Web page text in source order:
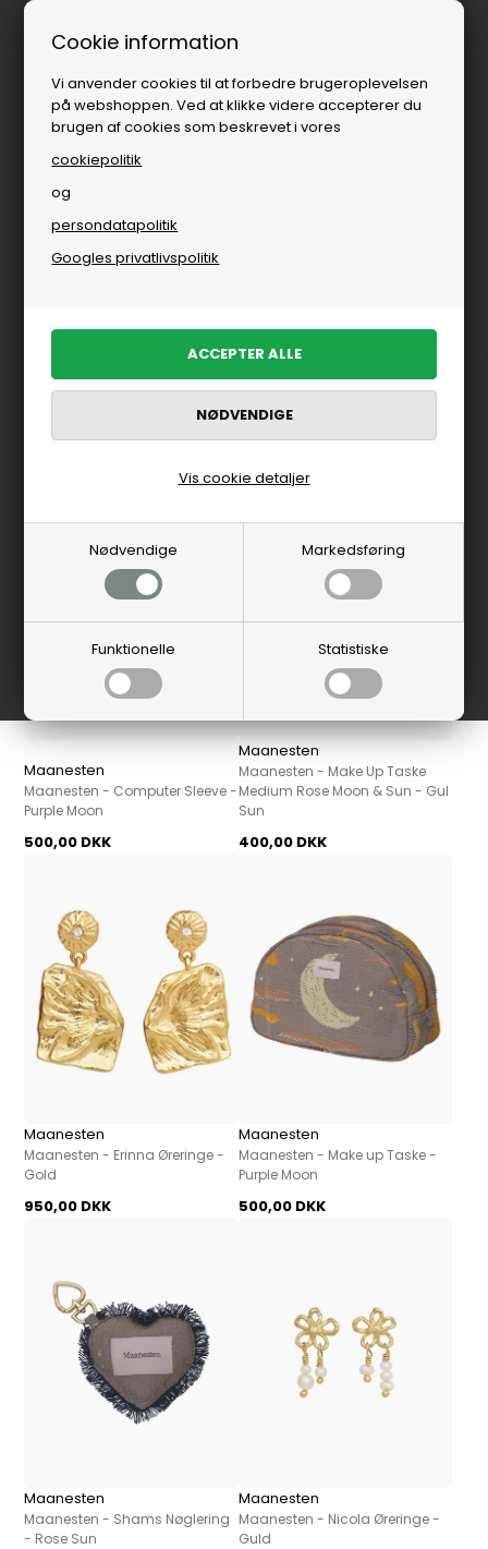
Cookie information
Vi anvender cookies til at forbedre brugeroplevelsen
på webshoppen. Ved at klikke videre accepterer du
brugen af cookies som beskrevet i vores
cookiepolitik
og
persondatapolitik
Googles privatlivspolitik
Nødvendige Markedsføring
Funktionelle Statistiske
Vis cookie detaljer
Brands
Accessories fra Maanesten Armbånd fra Maanesten
FILTRER PRODUKTER
Maanesten
Maanesten - Computer Sleeve -
Purple Moon
500,00 DKK
Maanesten
Maanesten - Make Up Taske
Medium Rose Moon & Sun - Gul
Sun
400,00 DKK
Maanesten
Maanesten - Erinna Øreringe -
Gold
950,00 DKK
Maanesten
Maanesten - Make up Taske -
Purple Moon
500,00 DKK
Maanesten
Maanesten - Shams Nøglering
- Rose Sun
Maanesten
Maanesten - Nicola Øreringe -
Guld